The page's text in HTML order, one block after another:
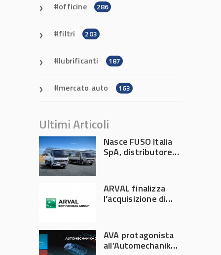
officine 286
filtri 203
lubrificanti 187
mercato auto 163
Ultimi Articoli
Nasce FUSO Italia
SpA, distributore
ARVAL finalizza
l’acquisizione di
AVA protagonista
all’Automechanika